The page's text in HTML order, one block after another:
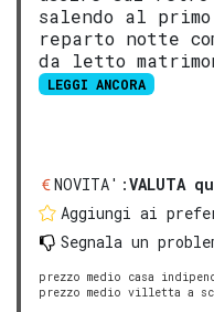
salendo al
reparto notte
da letto
LEGGI ANCORA
NOVITA':VALUTA
Aggiungi ai
Segnala un
prezzo medio casa
prezzo medio villetta a